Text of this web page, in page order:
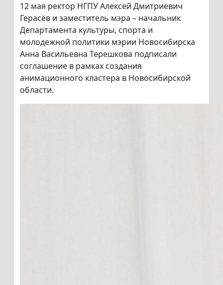
12 мая ректор НГПУ Алексей Дмитриевич
Герасёв и заместитель мэра – начальник
Департамента культуры, спорта и
молодежной политики мэрии Новосибирска
Анна Васильевна Терешкова подписали
соглашение в рамках создания
анимационного кластера в Новосибирской
области.